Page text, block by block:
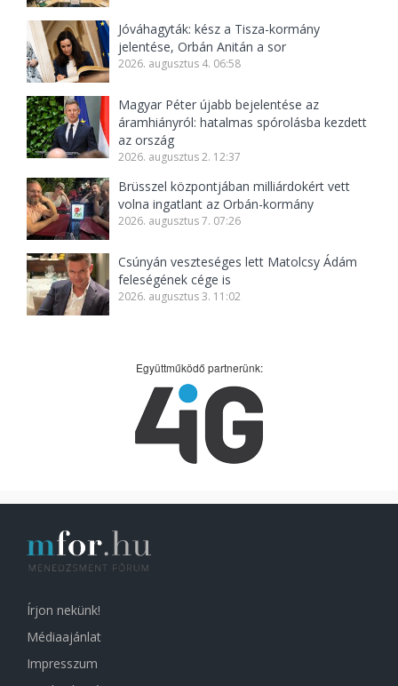
Jóváhagyták: kész a Tisza-kormány
jelentése, Orbán Anitán a sor
2026. augusztus 4. 06:58
Magyar Péter újabb bejelentése az
áramhiányról: hatalmas spórolásba kezdett
az ország
2026. augusztus 2. 12:37
Brüsszel központjában milliárdokért vett
volna ingatlant az Orbán-kormány
2026. augusztus 7. 07:26
Csúnyán veszteséges lett Matolcsy Ádám
feleségének cége is
2026. augusztus 3. 11:02
Együttműködő partnerünk:
Írjon nekünk!
Médiaajánlat
Impresszum